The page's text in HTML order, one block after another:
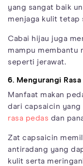
yang sangat baik
menjaga kulit tetap
Cabai hijau juga
mampu membantu
seperti jerawat.
6. Mengurangi
Manfaat makan
dari capsaicin yang
rasa pedas dan
Zat capsaicin
antiradang yang
kulit serta